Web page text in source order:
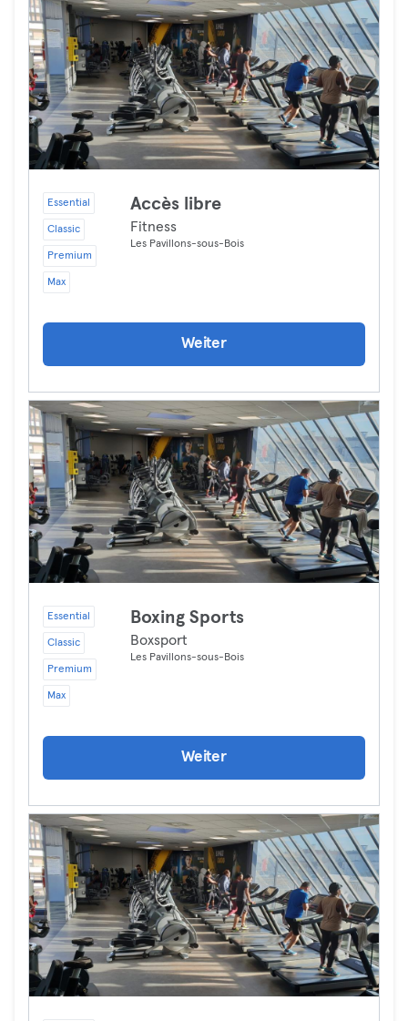
Essential
Classic
Premium
Max
Accès libre
Fitness
Les Pavillons-sous-Bois
Weiter
Essential
Classic
Premium
Max
Boxing Sports
Boxsport
Les Pavillons-sous-Bois
Weiter